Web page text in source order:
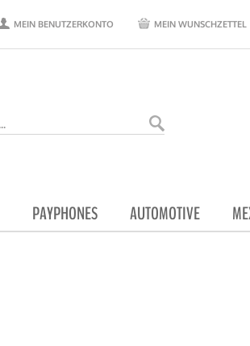
MEIN BENUTZERKONTO MEIN WUNSCHZETTEL
PAYPHONES AUTOMOTIVE